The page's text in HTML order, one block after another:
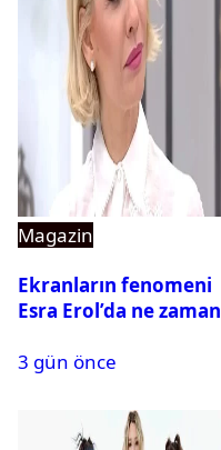
Magazin
Ekranların fenomeni
Esra Erol’da ne zaman
3 gün önce